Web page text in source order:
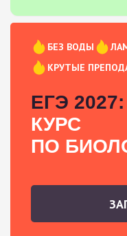
БЕЗ ВОДЫ
КРУТЫЕ
ЕГЭ 2027:
КУРС
ПО